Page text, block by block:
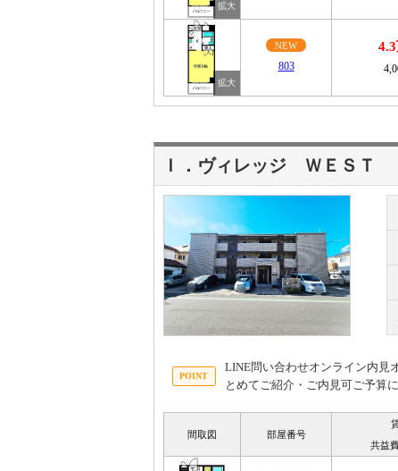
NEW
803
Ｉ．ヴィレッジ ＷＥＳＴ
LINE問い合わせオンライン内見
とめてご紹介・ご内見可ご予算
間取図 部屋番号
共益